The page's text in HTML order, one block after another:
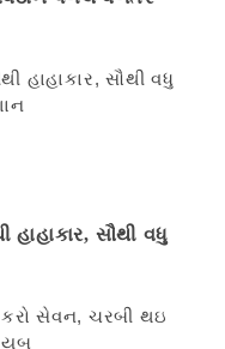
હાહાકાર, સૌથી વધુ